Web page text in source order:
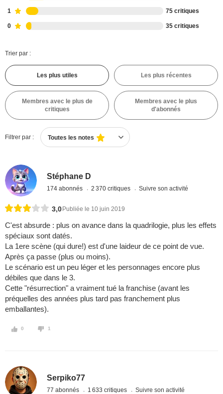
1 75 critiques
0 35 critiques
Trier par :
Les plus utiles Les plus récentes
Membres avec le plus de
critiques
Membres avec le plus
d'abonnés
Filtrer par : Toutes les notes
Stéphane D
174 abonnés 2 370 critiques Suivre son activité
3,0 Publiée le 10 juin 2019
C'est absurde : plus on avance dans la quadrilogie, plus les effets
spéciaux sont datés.
La 1ere scène (qui dure!) est d'une laideur de ce point de vue.
Après ça passe (plus ou moins).
Le scénario est un peu léger et les personnages encore plus
débiles que dans le 3.
Cette "résurrection" a vraiment tué la franchise (avant les
préquelles des années plus tard pas franchement plus
emballantes).
0 1
Serpiko77
77 abonnés 1 633 critiques Suivre son activité